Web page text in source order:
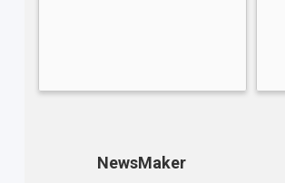
NewsMaker